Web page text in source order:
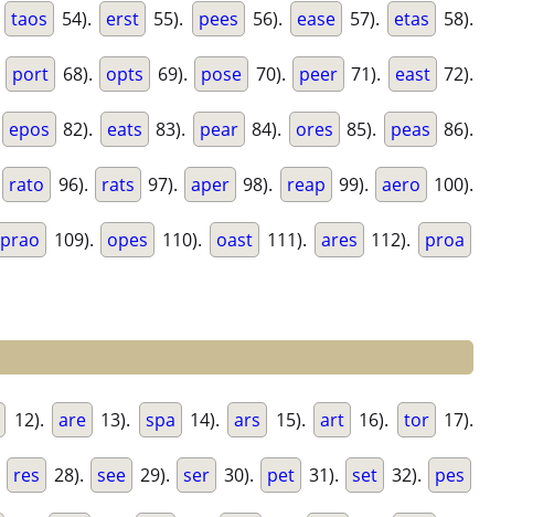
taos 54). erst 55). pees 56). ease 57). etas 58).
port 68). opts 69). pose 70). peer 71). east 72).
epos 82). eats 83). pear 84). ores 85). peas 86).
rato 96). rats 97). aper 98). reap 99). aero 100).
prao 109). opes 110). oast 111). ares 112). proa
12). are 13). spa 14). ars 15). art 16). tor 17).
res 28). see 29). ser 30). pet 31). set 32). pes